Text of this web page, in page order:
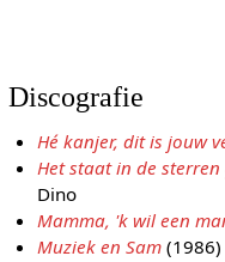
Discografie
Hé kanjer, dit is jouw
Het staat in de sterren
Dino
Mamma, 'k wil een
Muziek en Sam (1986)